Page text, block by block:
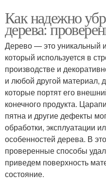
Как надежно
дерева:
Дерево — это уникальный
который используется в
производстве и
и любой другой материал,
которые портят его
конечного продукта.
пятна и другие дефекты
обработки, эксплуатации
особенностей дерева. В
проверенные способы
приведем поверхность
состояние.